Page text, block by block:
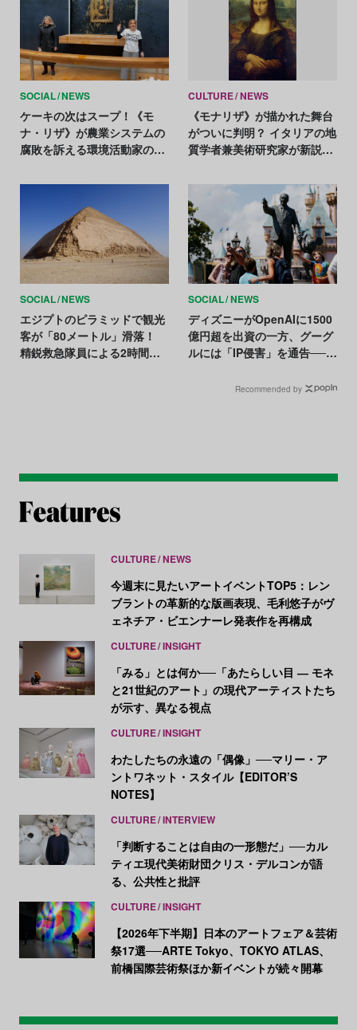
SOCIAL NEWS
ケーキの次はスープ！《モ
ナ・リザ》が農業システムの
腐敗を訴える環境活動家のタ
CULTURE NEWS
《モナリザ》が描かれた舞台
がついに判明？ イタリアの地
質学者兼美術研究家が新説を
SOCIAL NEWS
エジプトのピラミッドで観光
客が「80メートル」滑落！
精鋭救急隊員による2時間の
SOCIAL NEWS
ディズニーがOpenAIに1500
億円超を出資の一方、グーグ
ルには「IP侵害」を通告──揺
Recommended by
CULTURE NEWS
今週末に見たいアートイベントTOP5：レン
ブラントの革新的な版画表現、毛利悠子がヴ
ェネチア・ビエンナーレ発表作を再構成
CULTURE INSIGHT
「みる」とは何か──「あたらしい目 ― モネ
と21世紀のアート」の現代アーティストたち
が示す、異なる視点
CULTURE INSIGHT
わたしたちの永遠の「偶像」──マリー・ア
ントワネット・スタイル【EDITOR’S
NOTES】
CULTURE INTERVIEW
「判断することは自由の一形態だ」──カル
ティエ現代美術財団クリス・デルコンが語
る、公共性と批評
CULTURE INSIGHT
【2026年下半期】日本のアートフェア＆芸術
祭17選──ARTE Tokyo、TOKYO ATLAS、
前橋国際芸術祭ほか新イベントが続々開幕